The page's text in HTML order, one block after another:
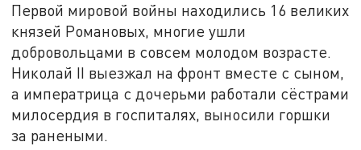
Первой мировой войны находились 16 великих
князей Романовых, многие ушли
добровольцами в совсем молодом возрасте.
Николай II выезжал на фронт вместе с сыном,
а императрица с дочерьми работали сёстрами
милосердия в госпиталях, выносили горшки
за ранеными.